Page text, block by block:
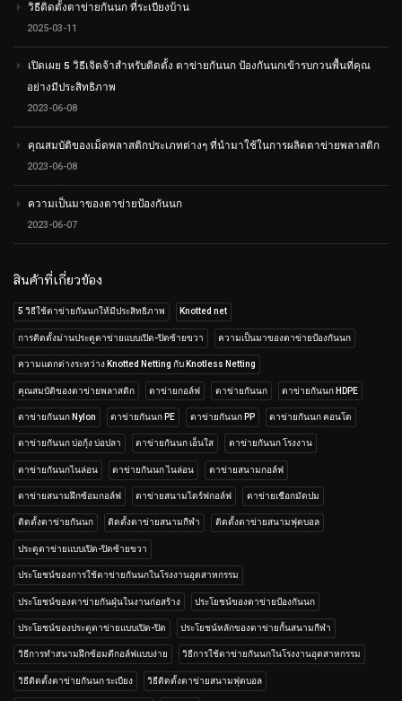
วิธีติดตั้งตาข่ายกันนก ที่ระเบียงบ้าน
2025-03-11
เปิดเผย 5 วิธีเจิดจ้าสำหรับติดตั้ง ตาข่ายกันนก ป้องกันนกเข้ารบกวนพื้นที่คุณ
อย่างมีประสิทธิภาพ
2023-06-08
คุณสมบัติของเม็ดพลาสติกประเภทต่างๆ ที่นำมาใช้ในการผลิตตาข่ายพลาสติก
2023-06-08
ความเป็นมาของตาข่ายป้องกันนก
2023-06-07
สินค้าที่เกี่ยวข้อง
5 วิธีใช้ตาข่ายกันนกให้มีประสิทธิภาพ Knotted net
การติดตั้งม่านประตูตาข่ายแบบเปิด-ปิดซ้ายขวา ความเป็นมาของตาข่ายป้องกันนก
ความแตกต่างระหว่าง Knotted Netting กับ Knotless Netting
คุณสมบัติของตาข่ายพลาสติก ตาข่ายกอล์ฟ ตาข่ายกันนก ตาข่ายกันนก HDPE
ตาข่ายกันนก Nylon ตาข่ายกันนก PE ตาข่ายกันนก PP ตาข่ายกันนก คอนโด
ตาข่ายกันนก บ่อกุ้ง บ่อปลา ตาข่ายกันนก เอ็นใส ตาข่ายกันนก โรงงาน
ตาข่ายกันนกไนล่อน ตาข่ายกันนก ไนล่อน ตาข่ายสนามกอล์ฟ
ตาข่ายสนามฝึกซ้อมกอล์ฟ ตาข่ายสนามไดร์ฟกอล์ฟ ตาข่ายเชือกมัดปม
ติดตั้งตาข่ายกันนก ติดตั้งตาข่ายสนามกีฬา ติดตั้งตาข่ายสนามฟุตบอล
ประตูตาข่ายแบบเปิด-ปิดซ้ายขวา
ประโยชน์ของการใช้ตาข่ายกันนกในโรงงานอุตสาหกรรม
ประโยชน์ของตาข่ายกันฝุ่นในงานก่อสร้าง ประโยชน์ของตาข่ายป้องกันนก
ประโยชน์ของประตูตาข่ายแบบเปิด-ปิด ประโยชน์หลักของตาข่ายกั้นสนามกีฬา
วิธีการทำสนามฝึกซ้อมตีกอล์ฟแบบง่าย วิธีการใช้ตาข่ายกันนกในโรงงานอุตสาหกรรม
วิธีติดตั้งตาข่ายกันนก ระเบียง วิธีติดตั้งตาข่ายสนามฟุตบอล